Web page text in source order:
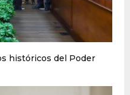
históricos del Poder